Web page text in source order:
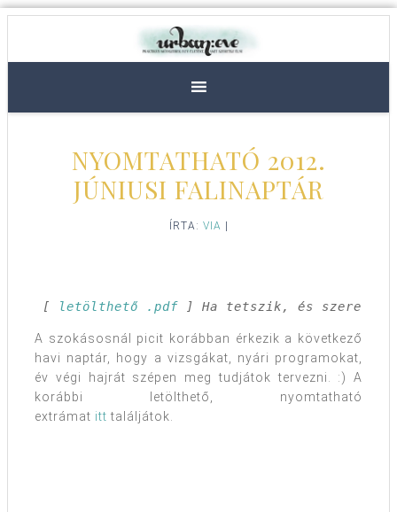
NYOMTATHATÓ 2012.
JÚNIUSI FALINAPTÁR
ÍRTA: VIA
[ letölthető .pdf ] Ha tetszik, és szeretnéd
A szokásosnál picit korábban érkezik a következő
havi naptár, hogy a vizsgákat, nyári programokat,
év végi hajrát szépen meg tudjátok tervezni. :) A
korábbi letölthető, nyomtatható
extrámat itt találjátok.